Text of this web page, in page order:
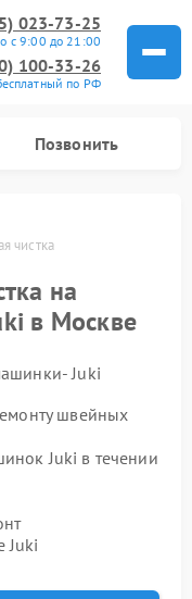
023-73-25
с 9:00 до 21:00
100-33-26
по РФ
Позвонить
чистка
на
в Москве
Juki
швейных
Juki в течении
Juki